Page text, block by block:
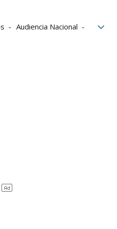
Audiencia Nacional